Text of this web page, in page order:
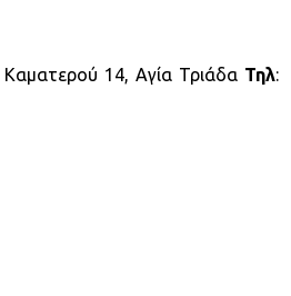
Καματερού 14, Αγία Τριάδα Τηλ: